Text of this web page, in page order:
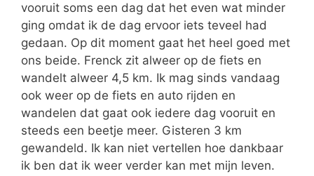
vooruit soms een dag dat het even wat minder
ging omdat ik de dag ervoor iets teveel had
gedaan. Op dit moment gaat het heel goed met
ons beide. Frenck zit alweer op de fiets en
wandelt alweer 4,5 km. Ik mag sinds vandaag
ook weer op de fiets en auto rijden en
wandelen dat gaat ook iedere dag vooruit en
steeds een beetje meer. Gisteren 3 km
gewandeld. Ik kan niet vertellen hoe dankbaar
ik ben dat ik weer verder kan met mijn leven.